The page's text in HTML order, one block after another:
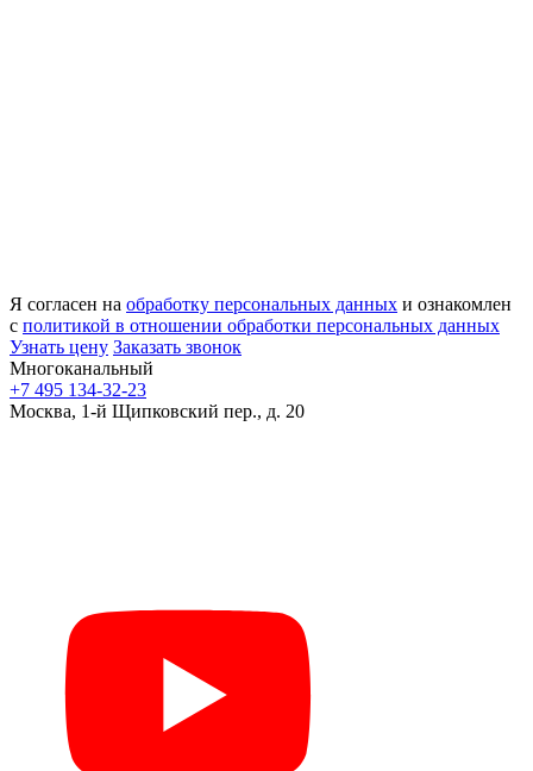
Я согласен на обработку персональных данных и ознакомлен
с политикой в отношении обработки персональных данных
Узнать цену Заказать звонок
Многоканальный
+7 495 134-32-23
Москва, 1-й Щипковский пер., д. 20